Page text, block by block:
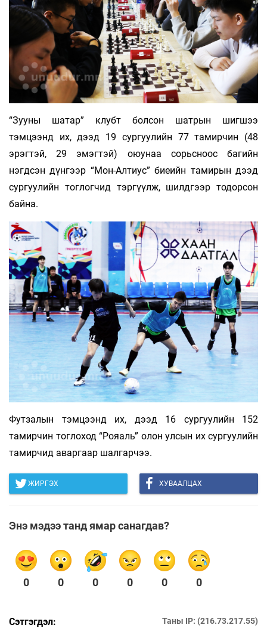
“Зууны шатар” клубт болсон шатрын шигшээ
тэмцээнд их, дээд 19 сургуулийн 77 тамирчин (48
эрэгтэй, 29 эмэгтэй) оюунаа сорьсноос багийн
нэгдсэн дүнгээр “Мон-Алтиус” биеийн тамирын дээд
сургуулийн тоглогчид тэргүүлж, шилдгээр тодорсон
байна.
Футзалын тэмцээнд их, дээд 16 сургуулийн 152
тамирчин тоглоход “Рояаль” олон улсын их сургуулийн
тамирчид аваргаар шалгарчээ.
ЖИРГЭХ ХУВААЛЦАХ
Энэ мэдээ танд ямар санагдав?
0 0 0 0 0 0
Сэтгэгдэл: Таны IP: (216.73.217.55)